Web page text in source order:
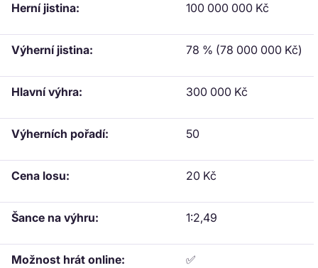
Herní jistina: 100 000 000 Kč
Výherní jistina: 78 % (78 000 000 Kč)
Hlavní výhra: 300 000 Kč
Výherních pořadí: 50
Cena losu: 20 Kč
Šance na výhru: 1:2,49
Možnost hrát online: ✅